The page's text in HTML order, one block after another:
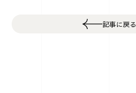
記事に戻る